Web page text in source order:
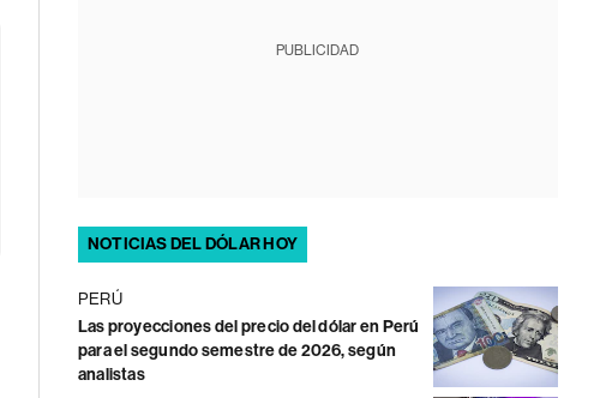
PUBLICIDAD
NOTICIAS DEL DÓLAR HOY
PERÚ
Las proyecciones del precio del dólar en Perú
para el segundo semestre de 2026, según
analistas